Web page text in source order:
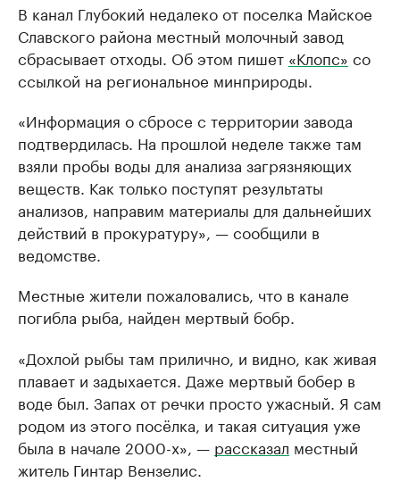
В канал Глубокий недалеко от поселка Майское
Славского района местный молочный завод
сбрасывает отходы. Об этом пишет «Клопс» со
ссылкой на региональное минприроды.
«Информация о сбросе с территории завода
подтвердилась. На прошлой неделе также там
взяли пробы воды для анализа загрязняющих
веществ. Как только поступят результаты
анализов, направим материалы для дальнейших
действий в прокуратуру», — сообщили в
ведомстве.
Местные жители пожаловались, что в канале
погибла рыба, найден мертвый бобр.
«Дохлой рыбы там прилично, и видно, как живая
плавает и задыхается. Даже мертвый бобер в
воде был. Запах от речки просто ужасный. Я сам
родом из этого посёлка, и такая ситуация уже
была в начале 2000-х», — рассказал местный
житель Гинтар Вензелис.